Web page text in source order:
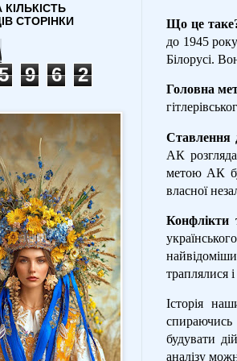
Що це
до 1945
Білорусі.
Головна
Ставлення
АК
метою АК
власної
Конфлікти
траплялися
Історія
спираючись
будувати
аналізу
СТОРІНКИ
9 6 2